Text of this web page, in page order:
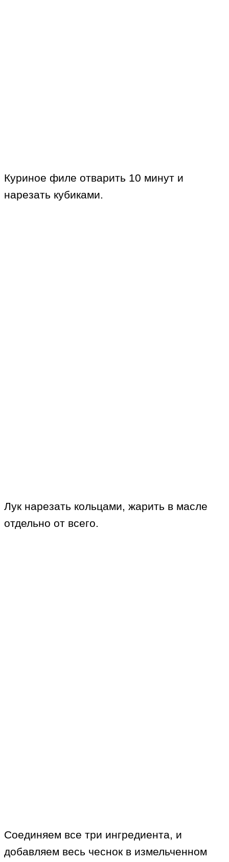
Куриное филе отварить 10 минут и
нарезать кубиками.
Лук нарезать кольцами, жарить в масле
отдельно от всего.
Соединяем все три ингредиента, и
добавляем весь чеснок в измельченном